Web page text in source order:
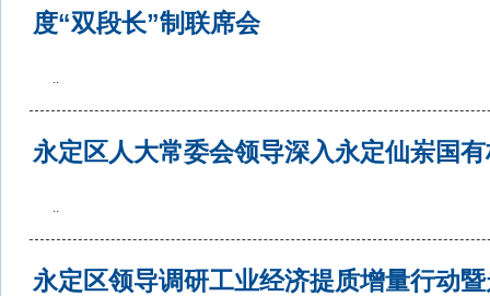
度“双段长”制联席会
..
永定区人大常委会领导深入永定仙岽国
..
永定区领导调研工业经济提质增量行动